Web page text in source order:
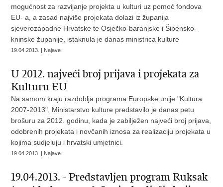
mogućnost za razvijanje projekta u kulturi uz pomoć fondova
EU- a, a zasad najviše projekata dolazi iz županija
sjeverozapadne Hrvatske te Osječko-baranjske i Šibensko-
kninske županije, istaknula je danas ministrica kulture
19.04.2013. | Najave
U 2012. najveći broj prijava i projekata za
Kulturu EU
Na samom kraju razdoblja programa Europske unije "Kultura
2007-2013", Ministarstvo kulture predstavilo je danas petu
brošuru za 2012. godinu, kada je zabilježen najveći broj prijava,
odobrenih projekata i novčanih iznosa za realizaciju projekata u
kojima sudjeluju i hrvatski umjetnici.
19.04.2013. | Najave
19.04.2013. - Predstavljen program Ruksak